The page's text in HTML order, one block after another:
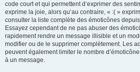
code court et qui permettent d’exprimer des
exprime la joie, alors qu’au contraire, « :( »
consulter la liste complète des émoticônes
Essayez cependant de ne pas abuser des
rapidement rendre un message illisible et un
modifier ou de le supprimer complètement. Les
peuvent également limiter le nombre
à un message.